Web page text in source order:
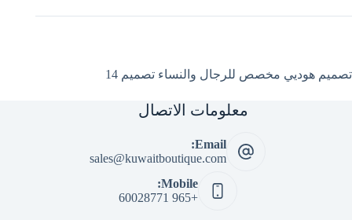
تصميم هوديي مخصص للرجال والنساء تصميم 14
معلومات الاتصال
Email:
sales@kuwaitboutique.com
Mobile:
+965 60028771